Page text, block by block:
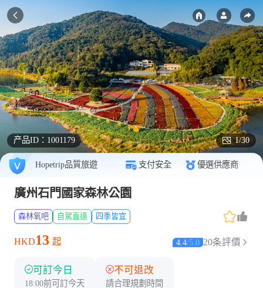
产品ID： 1001179 1/30
Hopetrip品質旅遊 支付安全 優選供應商
廣州石門國家森林公園
森林氧吧 自駕直達 四季皆宜
HKD13 起 4.4/5.0 20条評價
可訂今日
18:00前可訂今天
不可退改
請合理規劃時間